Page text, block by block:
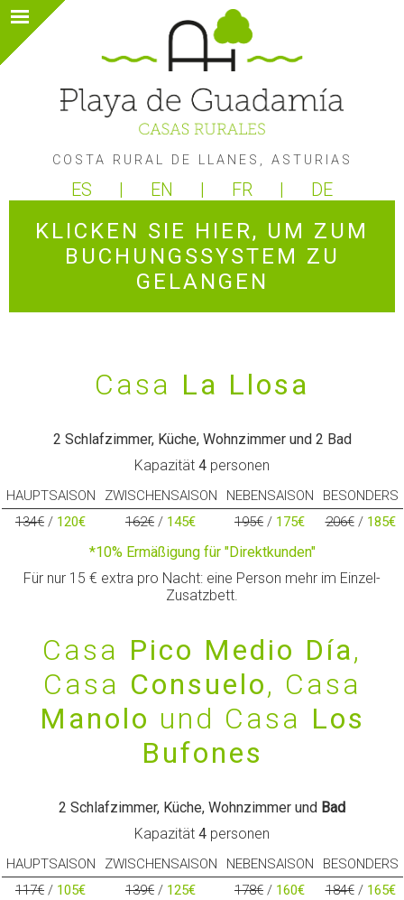
COSTA RURAL DE LLANES, ASTURIAS
ES EN FR DE
KLICKEN SIE HIER, UM ZUM
BUCHUNGSSYSTEM ZU
GELANGEN
Casa La Llosa
2 Schlafzimmer, Küche, Wohnzimmer und 2 Bad
Kapazität 4 personen
HAUPTSAISON ZWISCHENSAISON NEBENSAISON
BESONDERS
134€ / 120€ 162€ / 145€ 195€ / 175€ 206€/ 185€
*10% Ermäßigung für "Direktkunden"
Für nur 15 € extra pro Nacht: eine Person mehr im Einzel-
Zusatzbett.
Casa Pico Medio Día,
Casa Consuelo, Casa
Manolo und Casa Los
Bufones
2 Schlafzimmer, Küche, Wohnzimmer und Bad
Kapazität 4 personen
HAUPTSAISON ZWISCHENSAISON NEBENSAISON
BESONDERS
117€ / 105€ 139€ / 125€ 178€ / 160€ 184€/ 165€